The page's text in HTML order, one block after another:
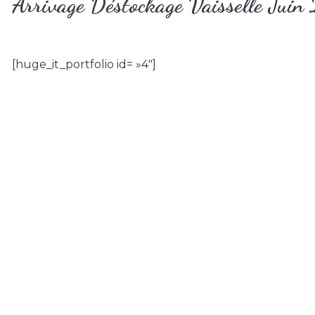
[huge_it_portfolio id= »4″]